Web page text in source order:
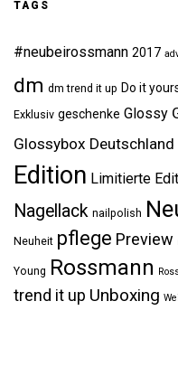
TAGS
#neubeirossmann 2017
dm dm trend it up Do it
Exklusiv geschenke Glossy
Glossybox Deutschland
Edition Limitierte
Nagellack nailpolish
Neuheit pflege Preview
Young Rossmann
trend it up Unboxing